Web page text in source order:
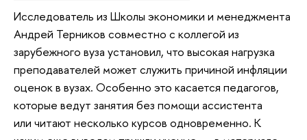
Исследователь из Школы экономики и менеджмента
Андрей Терников совместно с коллегой из
зарубежного вуза установил, что высокая нагрузка
преподавателей может служить причиной инфляции
оценок в вузах. Особенно это касается педагогов,
которые ведут занятия без помощи ассистента
или читают несколько курсов одновременно. К